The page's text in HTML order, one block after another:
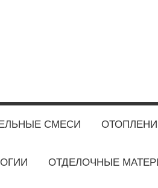
СМЕСИ
ОТДЕЛОЧНЫЕ